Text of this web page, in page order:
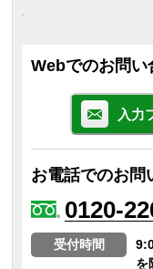
Webでのお問い
入力
お電話でのお問
0120-
受付時間
を